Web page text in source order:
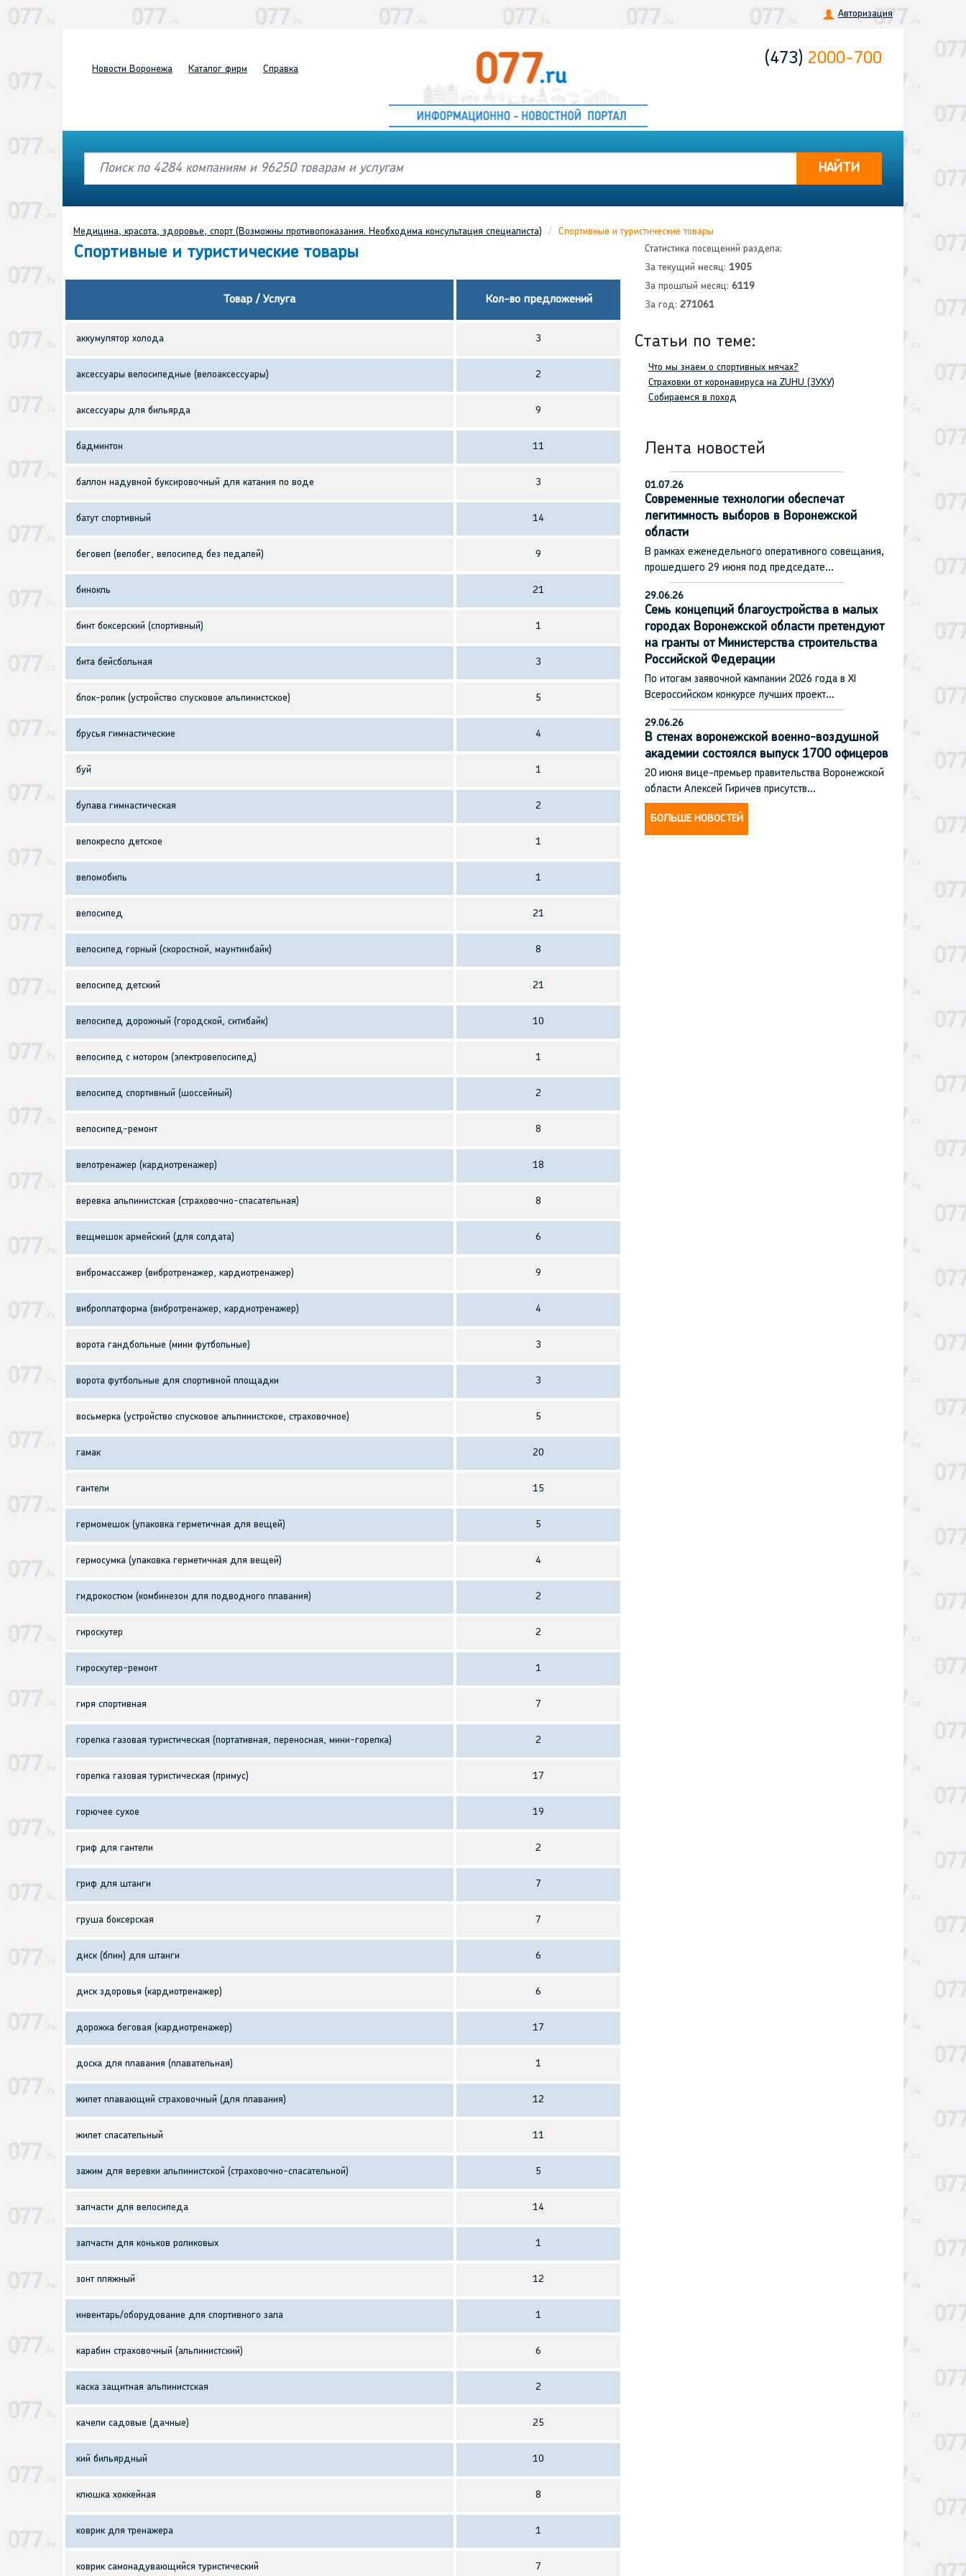
Авторизация
Новости Воронежа Каталог фирм Справка
(473) 2000-700
НАЙТИ
Медицина, красота, здоровье, спорт (Возможны противопоказания. Необходима консультация специалиста) Спортивные и туристические товары
Спортивные и туристические товары
Товар / Услуга Кол-во предложений
аккумулятор холода 3
аксессуары велосипедные (велоаксессуары) 2
аксессуары для бильярда 9
бадминтон 11
баллон надувной буксировочный для катания по воде 3
батут спортивный 14
беговел (велобег, велосипед без педалей) 9
бинокль 21
бинт боксерский (спортивный) 1
бита бейсбольная 3
блок-ролик (устройство спусковое альпинистское) 5
брусья гимнастические 4
буй 1
булава гимнастическая 2
велокресло детское 1
веломобиль 1
велосипед 21
велосипед горный (скоростной, маунтинбайк) 8
велосипед детский 21
велосипед дорожный (городской, ситибайк) 10
велосипед с мотором (электровелосипед) 1
велосипед спортивный (шоссейный) 2
велосипед-ремонт 8
велотренажер (кардиотренажер) 18
веревка альпинистская (страховочно-спасательная) 8
вещмешок армейский (для солдата) 6
вибромассажер (вибротренажер, кардиотренажер) 9
виброплатформа (вибротренажер, кардиотренажер) 4
ворота гандбольные (мини футбольные) 3
ворота футбольные для спортивной площадки 3
восьмерка (устройство спусковое альпинистское, страховочное) 5
гамак 20
гантели 15
гермомешок (упаковка герметичная для вещей) 5
гермосумка (упаковка герметичная для вещей) 4
гидрокостюм (комбинезон для подводного плавания) 2
гироскутер 2
гироскутер-ремонт 1
гиря спортивная 7
горелка газовая туристическая (портативная, переносная, мини-горелка) 2
горелка газовая туристическая (примус) 17
горючее сухое 19
гриф для гантели 2
гриф для штанги 7
груша боксерская 7
диск (блин) для штанги 6
диск здоровья (кардиотренажер) 6
дорожка беговая (кардиотренажер) 17
доска для плавания (плавательная) 1
жилет плавающий страховочный (для плавания) 12
жилет спасательный 11
зажим для веревки альпинистской (страховочно-спасательной) 5
запчасти для велосипеда 14
запчасти для коньков роликовых 1
зонт пляжный 12
инвентарь/оборудование для спортивного зала 1
карабин страховочный (альпинистский) 6
каска защитная альпинистская 2
качели садовые (дачные) 25
кий бильярдный 10
клюшка хоккейная 8
коврик для тренажера 1
коврик самонадувающийся туристический 7
Статистика посещений раздела:
За текущий месяц: 1905
За прошлый месяц: 6119
За год: 271061
Статьи по теме:
Что мы знаем о спортивных мячах?
Страховки от коронавируса на ZUHU (ЗУХУ)
Собираемся в поход
Лента новостей
01.07.26
Современные технологии обеспечат
легитимность выборов в Воронежской
области
В рамках еженедельного оперативного совещания,
прошедшего 29 июня под председате…
29.06.26
Семь концепций благоустройства в малых
городах Воронежской области претендуют
на гранты от Министерства строительства
Российской Федерации
По итогам заявочной кампании 2026 года в XI
Всероссийском конкурсе лучших проект…
29.06.26
В стенах воронежской военно-воздушной
академии состоялся выпуск 1700 офицеров
20 июня вице-премьер правительства Воронежской
области Алексей Гиричев присутств…
БОЛЬШЕ НОВОСТЕЙ